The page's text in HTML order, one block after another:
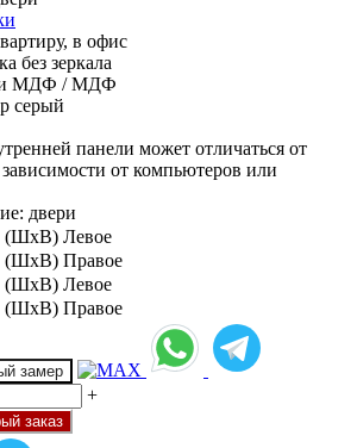
в офис
без зеркала
МДФ / МДФ
серый
панели может отличаться от
зависимости от компьютеров или
двери
(ШхВ) Левое
(ШхВ) Правое
(ШхВ) Левое
(ШхВ) Правое
замер
+
заказ